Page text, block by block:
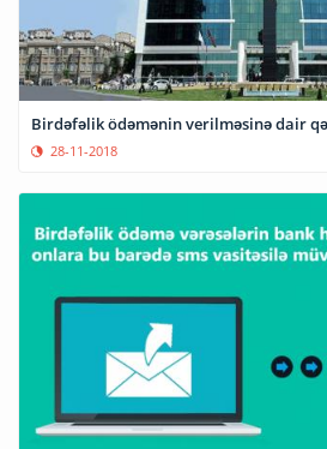
Birdəfəlik ödəmənin verilməsinə dair
28-11-2018